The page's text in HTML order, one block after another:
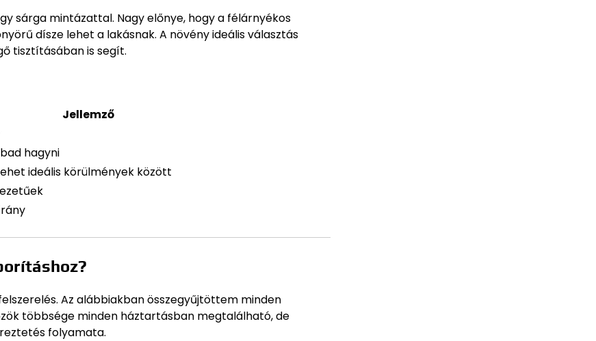
sárga mintázattal. Nagy előnye, hogy a félárnyékos
dísze lehet a lakásnak. A növény ideális választás
tisztításában is segít.
Jellemző
hagyni
ideális körülmények között
Az alábbiakban összegyűjtöttem minden
többsége minden háztartásban megtalálható, de
folyamata.